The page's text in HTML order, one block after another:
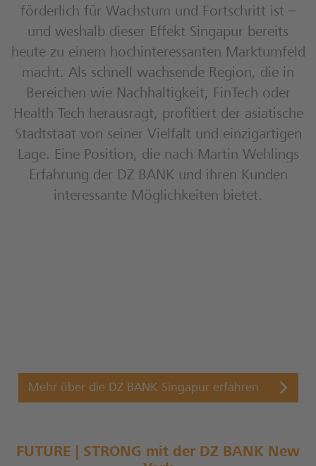
förderlich für Wachstum und Fortschritt ist –
und weshalb dieser Effekt Singapur bereits
heute zu einem hochinteressanten Marktumfeld
macht. Als schnell wachsende Region, die in
Bereichen wie Nachhaltigkeit, FinTech oder
Health Tech herausragt, profitiert der asiatische
Stadtstaat von seiner Vielfalt und einzigartigen
Lage. Eine Position, die nach Martin Wehlings
Erfahrung der DZ BANK und ihren Kunden
interessante Möglichkeiten bietet.
Mehr über die DZ BANK Singapur erfahren
FUTURE | STRONG mit der DZ BANK New